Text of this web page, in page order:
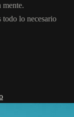
mente.
lo necesario